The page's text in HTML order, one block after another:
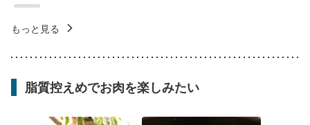
もっと見る
脂質控えめでお肉を楽しみたい